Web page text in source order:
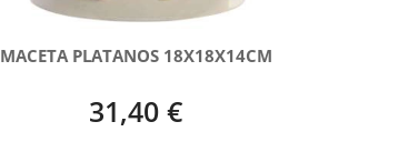
MACETA PLATANOS 18X18X14CM
31,40 €